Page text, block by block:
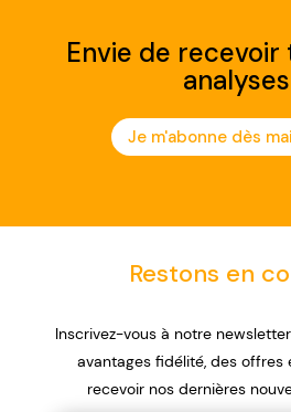
Envie de
Je m'abonne dès
Restons en
Inscrivez-vous à notre
avantages fidélité, des offres
recevoir nos dernières